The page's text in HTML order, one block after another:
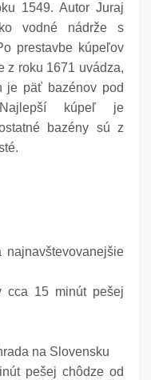
1549. Autor Juraj
vodné nádrže s
prestavbe kúpeľov
z roku 1671 uvádza,
je päť bazénov pod
kúpeľ je
bazény sú z
cca 15 minút pešej
na Slovensku
pešej chôdze od